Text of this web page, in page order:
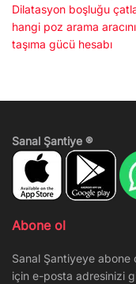
Dilatasyon boşluğu
hangi poz arama
taşıma gücü hesabı
Sanal Şantiye ®
Abone ol
Sanal Şantiyeye
için e-posta adresinizi